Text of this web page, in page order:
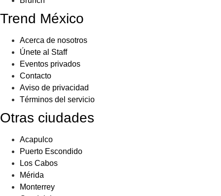
Trend México
Acerca de nosotros
Únete al Staff
Eventos privados
Contacto
Aviso de privacidad
Términos del servicio
Otras ciudades
Acapulco
Puerto Escondido
Los Cabos
Mérida
Monterrey